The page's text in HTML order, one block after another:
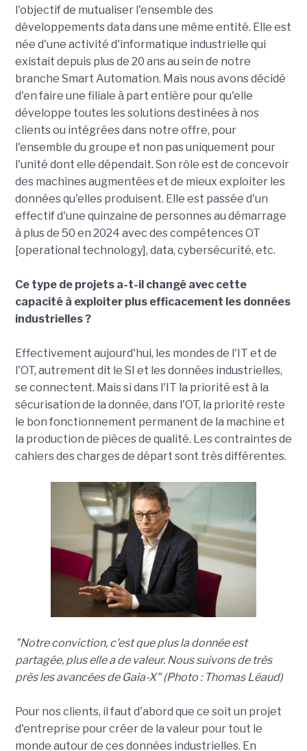
l'objectif de mutualiser l'ensemble des
développements data dans une même entité. Elle est
née d'une activité d'informatique industrielle qui
existait depuis plus de 20 ans au sein de notre
branche Smart Automation. Mais nous avons décidé
d'en faire une filiale à part entière pour qu'elle
développe toutes les solutions destinées à nos
clients ou intégrées dans notre offre, pour
l'ensemble du groupe et non pas uniquement pour
l'unité dont elle dépendait. Son rôle est de concevoir
des machines augmentées et de mieux exploiter les
données qu'elles produisent. Elle est passée d'un
effectif d'une quinzaine de personnes au démarrage
à plus de 50 en 2024 avec des compétences OT
[operational technology], data, cybersécurité, etc.
Ce type de projets a-t-il changé avec cette
capacité à exploiter plus efficacement les données
industrielles ?
Effectivement aujourd'hui, les mondes de l'IT et de
l'OT, autrement dit le SI et les données industrielles,
se connectent. Mais si dans l'IT la priorité est à la
sécurisation de la donnée, dans l'OT, la priorité reste
le bon fonctionnement permanent de la machine et
la production de pièces de qualité. Les contraintes de
cahiers des charges de départ sont très différentes.
"Notre conviction, c'est que plus la donnée est
partagée, plus elle a de valeur. Nous suivons de très
près les avancées de Gaia-X" (Photo : Thomas Léaud)
Pour nos clients, il faut d'abord que ce soit un projet
d'entreprise pour créer de la valeur pour tout le
monde autour de ces données industrielles. En